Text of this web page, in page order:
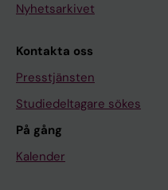
Nyhetsarkivet
Kontakta oss
Presstjänsten
Studiedeltagare sökes
På gång
Kalender